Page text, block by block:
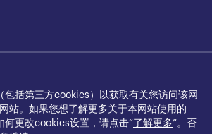
包括第三方cookies）以获取有关您访问该网
站。如果您想了解更多关于本网站使用的
何更改cookies设置，请点击“ 了解更多”。否